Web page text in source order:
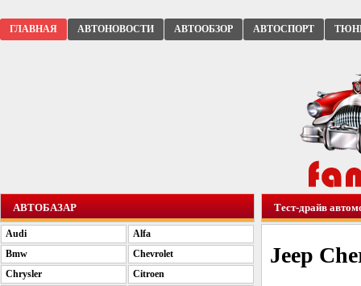
ГЛАВНАЯ АВТОНОВОСТИ АВТООБЗОР АВТОСПОРТ
Тест-драйв
Jeep
АВТОБАЗАР
Audi
Alfa
Bmw
Chevrolet
Chrysler
Citroen